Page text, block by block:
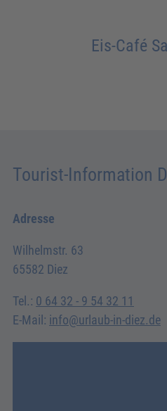
Eis-Café
Tourist-Information
Adresse
Wilhelmstr. 63
65582 Diez
Tel.: 0 64 32 - 9 54 32 11
E-Mail: info@urlaub-in-diez.de